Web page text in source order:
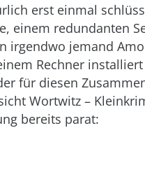
erst einmal
einem redundanten
irgendwo jemand
Rechner
für diesen
Wortwitz –
bereits parat: